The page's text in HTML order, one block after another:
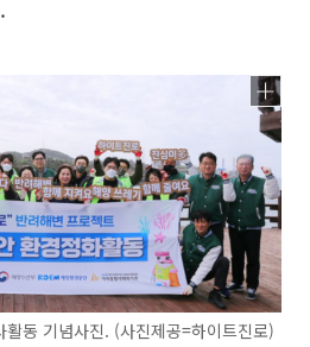
동 기념사진. (사진제공=하이트진로)